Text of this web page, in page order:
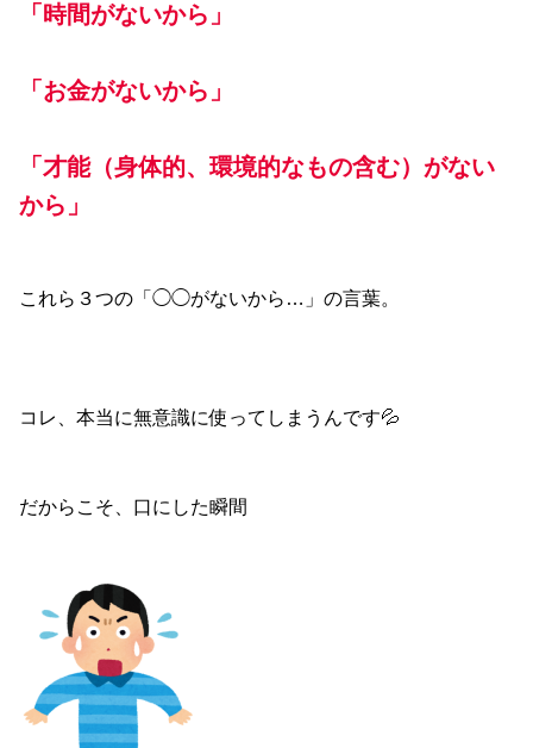
「時間がないから」
「お金がないから」
「才能（身体的、環境的なもの含む）がない
から」
これら３つの「◯◯がないから…」の言葉。
コレ、本当に無意識に使ってしまうんです💦
だからこそ、口にした瞬間